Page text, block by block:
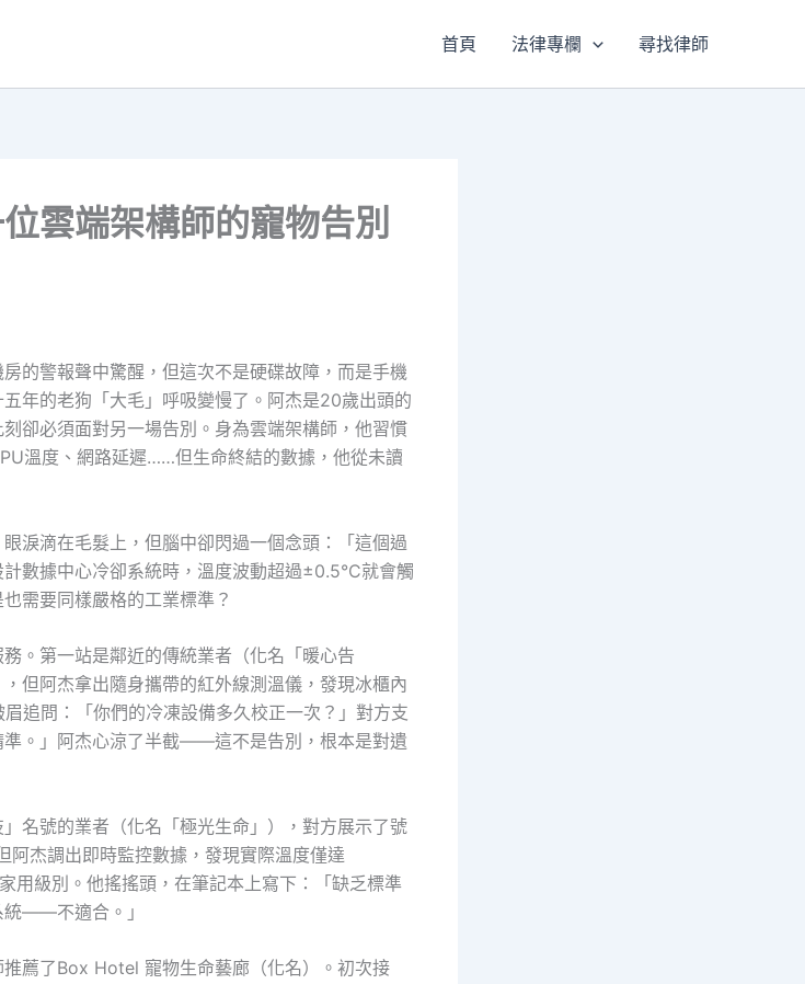
首頁 法律專欄 尋找律師
雲端架構師的寵物告別
的警報聲中驚醒，但這次不是硬碟故障，而是手機
年的老狗「大毛」呼吸變慢了。阿杰是20歲出頭的
卻必須面對另一場告別。身為雲端架構師，他習慣
溫度、網路延遲……但生命終結的數據，他從未讀
淚滴在毛髮上，但腦中卻閃過一個念頭：「這個過
數據中心冷卻系統時，溫度波動超過±0.5°C就會觸
需要同樣嚴格的工業標準？
。第一站是鄰近的傳統業者（化名「暖心告
但阿杰拿出隨身攜帶的紅外線測溫儀，發現冰櫃內
追問：「你們的冷凍設備多久校正一次？」對方支
準。」阿杰心涼了半截——這不是告別，根本是對遺
名號的業者（化名「極光生命」），對方展示了號
阿杰調出即時監控數據，發現實際溫度僅達
用級別。他搖搖頭，在筆記本上寫下：「缺乏標準
統——不適合。」
薦了Box Hotel 寵物生命藝廊（化名）。初次接